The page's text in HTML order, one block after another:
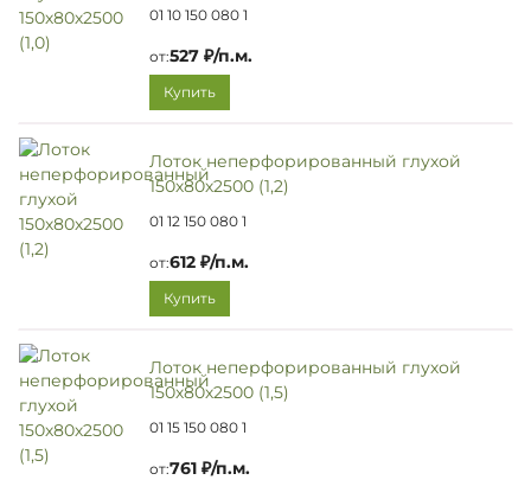
01 10 150 080 1
от:527 ₽/п.м.
Купить
Лоток неперфорированный глухой
150х80х2500 (1,2)
01 12 150 080 1
от:612 ₽/п.м.
Купить
Лоток неперфорированный глухой
150х80х2500 (1,5)
01 15 150 080 1
от:761 ₽/п.м.